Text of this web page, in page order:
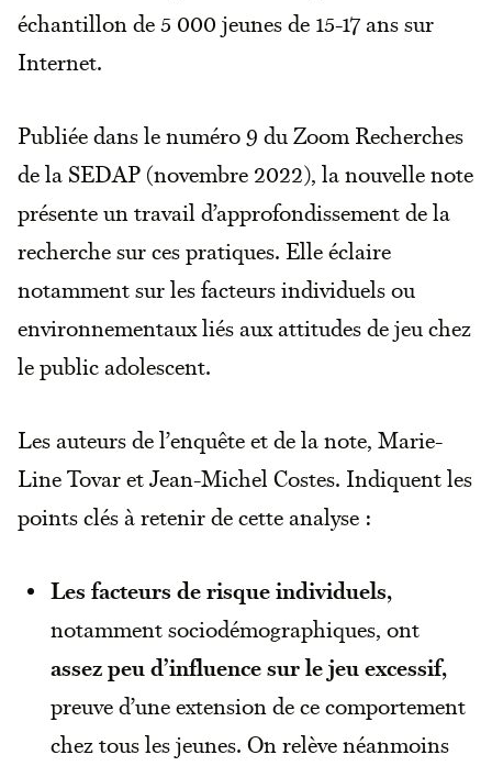
échantillon de 5 000 jeunes de 15-17 ans sur
Internet.
Publiée dans le numéro 9 du Zoom Recherches
de la SEDAP (novembre 2022), la nouvelle note
présente un travail d’approfondissement de la
recherche sur ces pratiques. Elle éclaire
notamment sur les facteurs individuels ou
environnementaux liés aux attitudes de jeu chez
le public adolescent.
Les auteurs de l’enquête et de la note, Marie-
Line Tovar et Jean-Michel Costes. Indiquent les
points clés à retenir de cette analyse :
Les facteurs de risque individuels,
notamment sociodémographiques, ont
assez peu d’influence sur le jeu excessif,
preuve d’une extension de ce comportement
chez tous les jeunes. On relève néanmoins